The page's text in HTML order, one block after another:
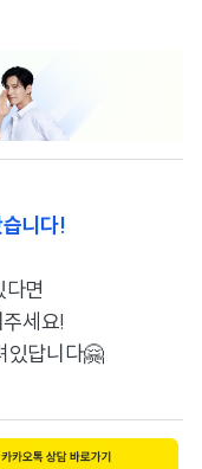
니다!
다면
세요!
있답니다🤗